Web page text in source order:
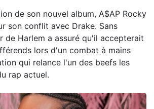
de son nouvel album, A$AP Rocky
son conflit avec Drake. Sans
de Harlem a assuré qu'il accepterait
lors d'un combat à mains
qui relance l'un des beefs les
rap actuel.